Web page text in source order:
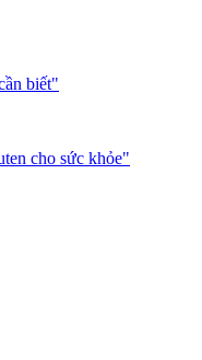
biết"
cho sức khỏe"